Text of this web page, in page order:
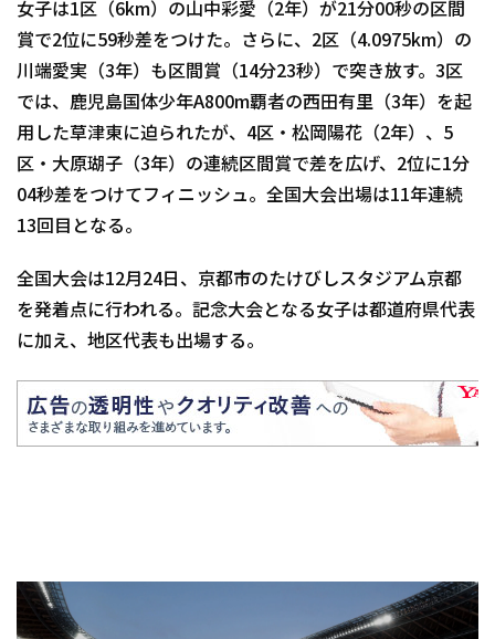
女子は1区（6km）の山中彩愛（2年）が21分00秒の区間
賞で2位に59秒差をつけた。さらに、2区（4.0975km）の
川端愛実（3年）も区間賞（14分23秒）で突き放す。3区
では、鹿児島国体少年A800m覇者の西田有里（3年）を起
用した草津東に迫られたが、4区・松岡陽花（2年）、5
区・大原瑚子（3年）の連続区間賞で差を広げ、2位に1分
04秒差をつけてフィニッシュ。全国大会出場は11年連続
13回目となる。
全国大会は12月24日、京都市のたけびしスタジアム京都
を発着点に行われる。記念大会となる女子は都道府県代表
に加え、地区代表も出場する。